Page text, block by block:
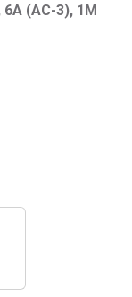
(AC-3), 1M